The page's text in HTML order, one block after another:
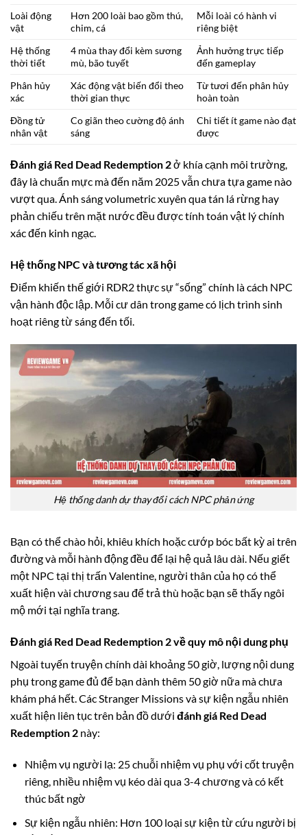
Loài động
vật
Hơn 200 loài bao gồm thú,
chim, cá
Mỗi loài có hành vi
riêng biệt
Hệ thống
thời tiết
4 mùa thay đổi kèm sương
mù, bão tuyết
Ảnh hưởng trực tiếp
đến gameplay
Phân hủy
xác
Xác động vật biến đổi theo
thời gian thực
Từ tươi đến phân hủy
hoàn toàn
Đồng tử
nhân vật
Co giãn theo cường độ ánh
sáng
Chi tiết ít game nào đạt
được
Đánh giá Red Dead Redemption 2ở khía cạnh môi trường,
đây là chuẩn mực mà đến năm 2025 vẫn chưa tựa game nào
vượt qua. Ánh sáng volumetric xuyên qua tán lá rừng hay
phản chiếu trên mặt nước đều được tính toán vật lý chính
xác đến kinh ngạc.
Hệ thống NPC và tương tác xã hội
Điểm khiến thế giới RDR2 thực sự “sống” chính là cách NPC
vận hành độc lập. Mỗi cư dân trong game có lịch trình sinh
hoạt riêng từ sáng đến tối.
Hệ thống danh dự thay đổi cách NPC phản ứng
Bạn có thể chào hỏi, khiêu khích hoặc cướp bóc bất kỳ ai trên
đường và mỗi hành động đều để lại hệ quả lâu dài. Nếu giết
một NPC tại thị trấn Valentine, người thân của họ có thể
xuất hiện vài chương sau để trả thù hoặc bạn sẽ thấy ngôi
mộ mới tại nghĩa trang.
Đánh giá Red Dead Redemption 2 về quy mô nội dung phụ
Ngoài tuyến truyện chính dài khoảng 50 giờ, lượng nội dung
phụ trong game đủ để bạn dành thêm 50 giờ nữa mà chưa
khám phá hết. Các Stranger Missions và sự kiện ngẫu nhiên
xuất hiện liên tục trên bản đồ dưới đánh giá Red Dead
Redemption 2 này:
Nhiệm vụ người lạ: 25 chuỗi nhiệm vụ phụ với cốt truyện
riêng, nhiều nhiệm vụ kéo dài qua 3-4 chương và có kết
thúc bất ngờ
Sự kiện ngẫu nhiên: Hơn 100 loại sự kiện từ cứu người bị